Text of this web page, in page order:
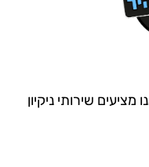
שירותי ניקיון